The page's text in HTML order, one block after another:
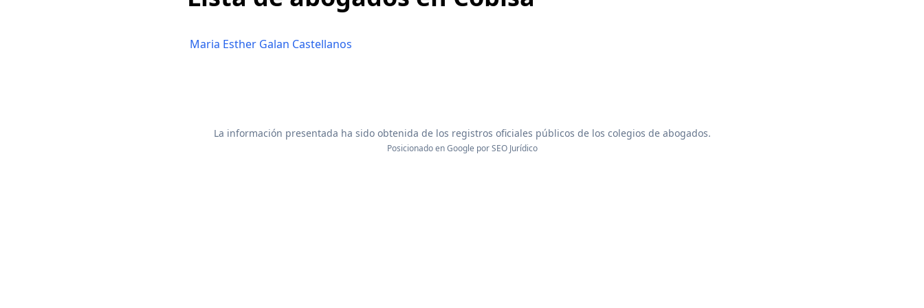
Maria Esther Galan Castellanos
La información presentada ha sido obtenida de los registros oficiales públicos de los colegios de abogados.
Posicionado en Google porSEO Jurídico